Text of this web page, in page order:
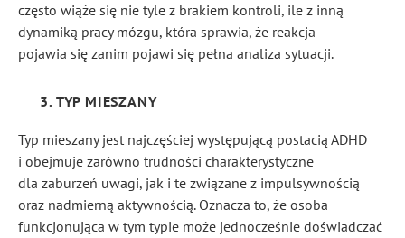
często wiąże się nie tyle z brakiem kontroli, ile z inną
dynamiką pracy mózgu, która sprawia, że reakcja
pojawia się zanim pojawi się pełna analiza sytuacji.
3. TYP MIESZANY
Typ mieszany jest najczęściej występującą postacią ADHD
i obejmuje zarówno trudności charakterystyczne
dla zaburzeń uwagi, jak i te związane z impulsywnością
oraz nadmierną aktywnością. Oznacza to, że osoba
funkcjonująca w tym typie może jednocześnie doświadczać